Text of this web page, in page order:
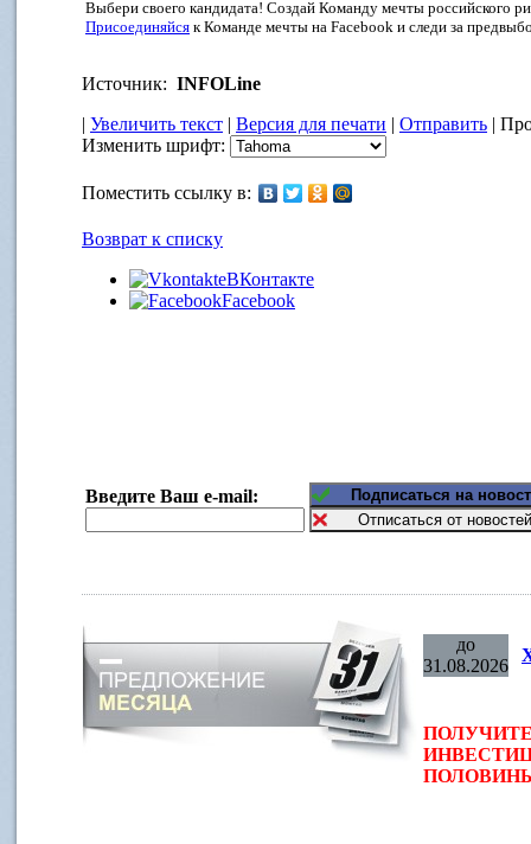
Выбери своего кандидата! Создай Команду мечты российского
Присоединяйся к Команде мечты на Facebook и следи за
Источник: INFOLine
| Увеличить текст | Версия для печати | Отправить |
Изменить шрифт:
Поместить ссылку в:
Возврат к списку
ВКонтакте
Facebook
Введите Ваш e-mail:
до
31.08.2026
ПОЛОВИНЫ